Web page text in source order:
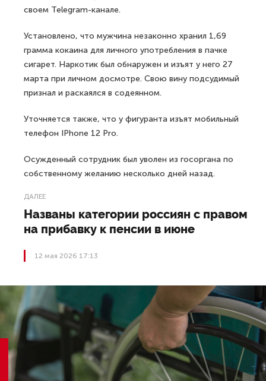
своем Telegram-канале.
Установлено, что мужчина незаконно хранил 1,69
грамма кокаина для личного употребления в пачке
сигарет. Наркотик был обнаружен и изъят у него 27
марта при личном досмотре. Свою вину подсудимый
признал и раскаялся в содеянном.
Уточняется также, что у фигуранта изъят мобильный
телефон IPhone 12 Pro.
Осужденный сотрудник был уволен из госоргана по
собственному желанию несколько дней назад.
ДАЛЕЕ
Названы категории россиян с правом
на прибавку к пенсии в июне
12 мая 2026 17:13